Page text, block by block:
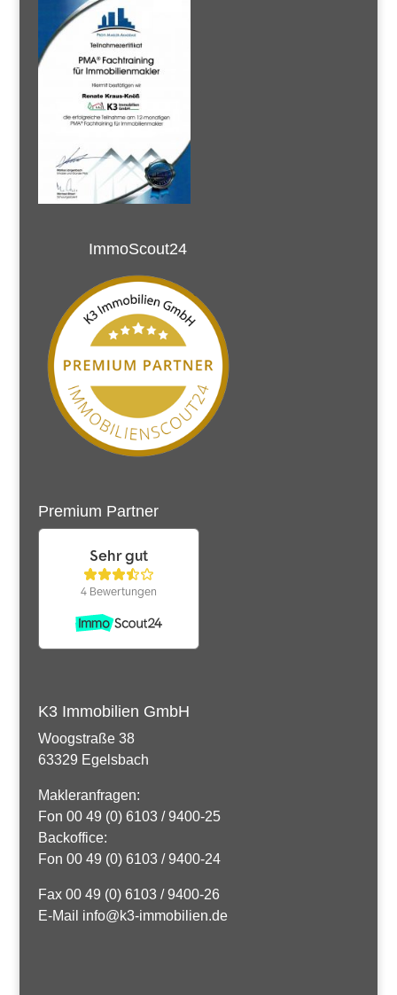
ImmoScout24
Premium Partner
K3 Immobilien GmbH
Woogstraße 38
63329 Egelsbach
Makleranfragen:
Fon 00 49 (0) 6103 / 9400-25
Backoffice:
Fon 00 49 (0) 6103 / 9400-24
Fax 00 49 (0) 6103 / 9400-26
E-Mail info@k3-immobilien.de